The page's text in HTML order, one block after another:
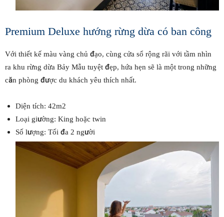
Premium Deluxe hướng rừng dừa có ban công
Với thiết kế màu vàng chủ đạo, cùng cửa sổ rộng rãi với tầm nhìn
ra khu rừng dừa Bảy Mẫu tuyệt đẹp, hứa hẹn sẽ là một trong những
căn phòng được du khách yêu thích nhất.
Diện tích: 42m2
Loại giường: King hoặc twin
Số lượng: Tối đa 2 người